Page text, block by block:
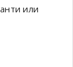
или